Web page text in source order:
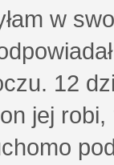
w
12
jej